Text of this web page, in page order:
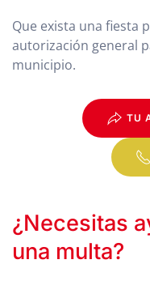
Que exista una fiesta
autorización general
municipio.
TU
¿Necesitas
una multa?